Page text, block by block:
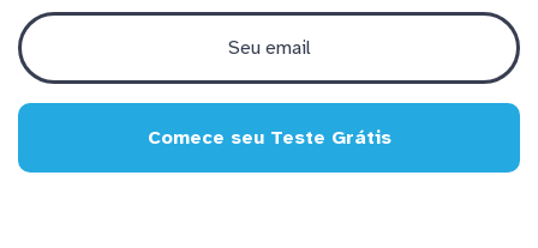
Comece seu Teste Grátis